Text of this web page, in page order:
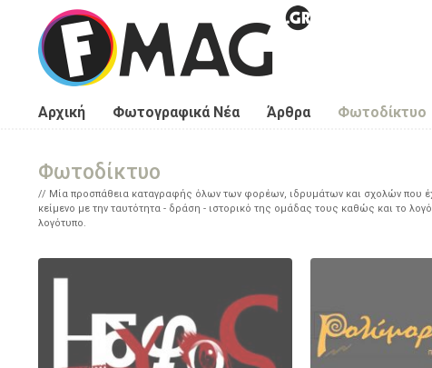
Παράκαμψη προς το κυρίως περιεχόμενο
Αρχική Φωτογραφικά Νέα Άρθρα Φωτοδίκτυο
Φωτοδίκτυο
Μία προσπάθεια καταγραφής όλων των φορέων, ιδρυμάτων και σχολών που
κείμενο με την ταυτότητα - δράση - ιστορικό της ομάδας τους καθώς και το
λογότυπο.